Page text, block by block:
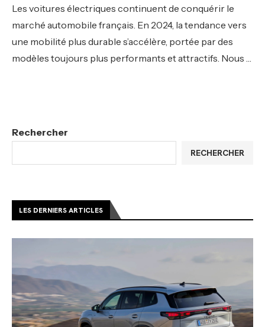
Les voitures électriques continuent de conquérir le
marché automobile français. En 2024, la tendance vers
une mobilité plus durable s’accélère, portée par des
modèles toujours plus performants et attractifs. Nous …
Rechercher
RECHERCHER
LES DERNIERS ARTICLES